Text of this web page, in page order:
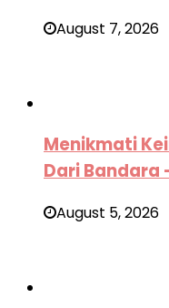
August 7, 2026
Menikmati
Dari Bandara
August 5, 2026